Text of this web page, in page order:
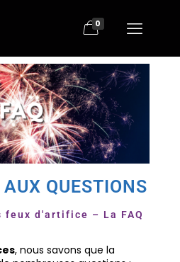
0
QUESTIONS
feux d'artifice – La FAQ
, nous savons que la